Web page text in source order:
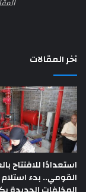
آخر المقالات
استعدادًا للافتتاح
القومي.. بدء